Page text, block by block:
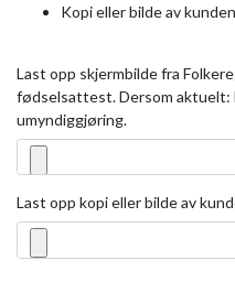
Kopi eller bilde av
Last opp skjermbilde fra
fødselsattest. Dersom aktuelt:
umyndiggjøring.
Last opp kopi eller bilde av